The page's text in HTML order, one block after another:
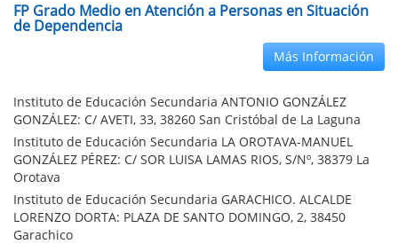
FP Grado Medio en Atención a Personas en Situación
de Dependencia
Más Información
Instituto de Educación Secundaria ANTONIO GONZÁLEZ
GONZÁLEZ: C/ AVETI, 33, 38260 San Cristóbal de La Laguna
Instituto de Educación Secundaria LA OROTAVA-MANUEL
GONZÁLEZ PÉREZ: C/ SOR LUISA LAMAS RIOS, S/Nº, 38379 La
Orotava
Instituto de Educación Secundaria GARACHICO. ALCALDE
LORENZO DORTA: PLAZA DE SANTO DOMINGO, 2, 38450
Garachico